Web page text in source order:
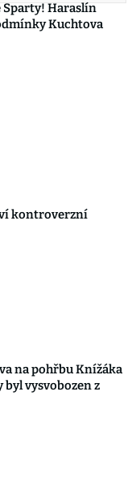
Sparty! Haraslín
Kuchtova
kontroverzní
na pohřbu Knížáka
byl vysvobozen z